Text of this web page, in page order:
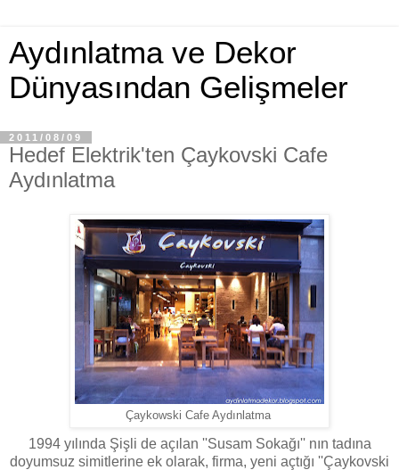
Aydınlatma ve Dekor
Dünyasından Gelişmeler
2011/08/09
Hedef Elektrik'ten Çaykovski Cafe
Aydınlatma
Çaykowski Cafe Aydınlatma
1994 yılında Şişli de açılan ''Susam Sokağı'' nın tadına
doyumsuz simitlerine ek olarak, firma, yeni açtığı ''Çaykovski